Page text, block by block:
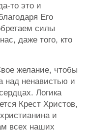
то это и
Его
силы
даже того, кто
желание, чтобы
над ненавистью и
Логика
Крест Христов,
и
всех наших